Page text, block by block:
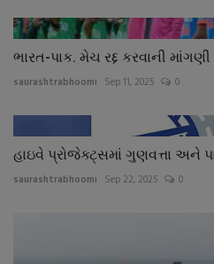
ભારત-પાક. મેચ રદ્દ કરવાની માંગણી
saurashtrabhoomi Sep 11, 2025 0
હાઇવે પ્રોજેક્ટ્સમાં ગુણવત્તા અને
saurashtrabhoomi Sep 22, 2025 0